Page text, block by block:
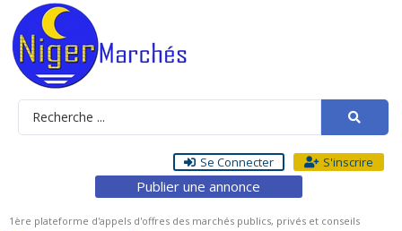
Se Connecter S'inscrire
Publier une annonce
1ère plateforme d'appels d'offres des marchés publics, privés et conseils